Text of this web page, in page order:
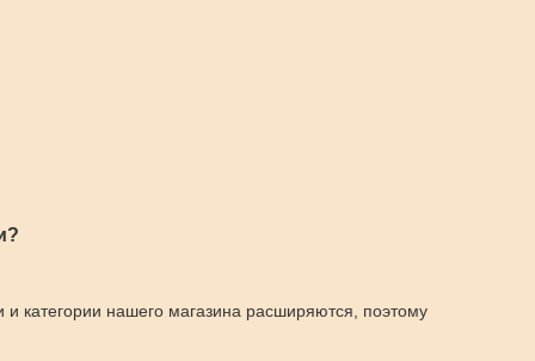
и категории нашего магазина расширяются, поэтому